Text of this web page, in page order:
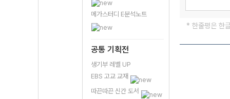
메가스터디 E분석노트
공통 기획전
생기부 레벨 UP
EBS 고교 교재
따끈따끈 신간 도서
* 한줄평은 한